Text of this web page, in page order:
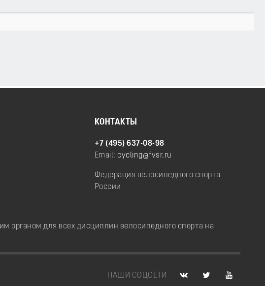
КОНТАКТЫ
+7 (495) 637-08-98
Email: cycling@fvsr.ru
Федерация велосипедного спорта
России
для всех дисциплин велосипедного спорта на
НАШИ СОЦСЕТИ